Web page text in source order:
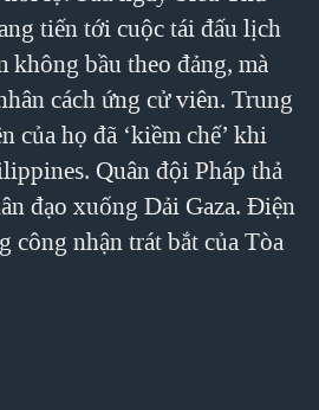
tiến tới cuộc tái đấu lịch
không bầu theo đảng, mà
cách ứng cử viên. Trung
của họ đã ‘kiềm chế’ khi
Quân đội Pháp thả
đạo xuống Dải Gaza. Điện
công nhận trát bắt của Tòa